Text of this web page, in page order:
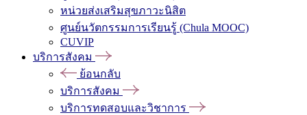
หน่วยส่งเสริมสุขภาวะนิสิต
ศูนย์นวัตกรรมการเรียนรู้ (Chula MOOC)
CUVIP
บริการสังคม
ย้อนกลับ
บริการสังคม
บริการทดสอบและวิชาการ